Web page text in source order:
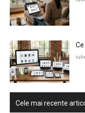
Cele mai recente